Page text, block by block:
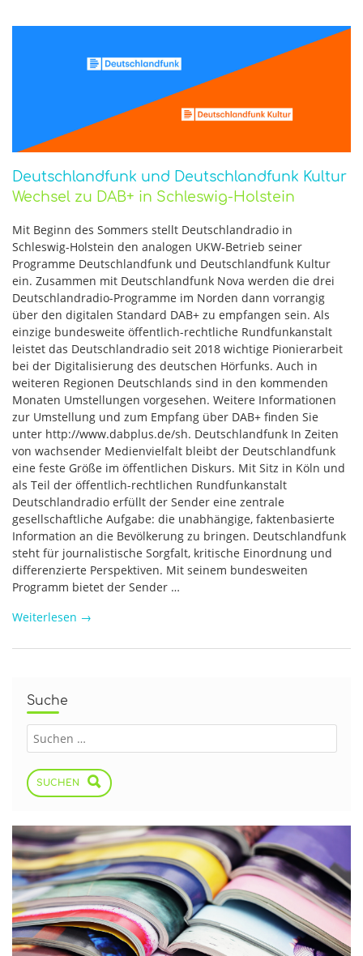
Deutschlandfunk und Deutschlandfunk Kultur
Wechsel zu DAB+ in Schleswig-Holstein
Mit Beginn des Sommers stellt Deutschlandradio in
Schleswig-Holstein den analogen UKW-Betrieb seiner
Programme Deutschlandfunk und Deutschlandfunk Kultur
ein. Zusammen mit Deutschlandfunk Nova werden die drei
Deutschlandradio-Programme im Norden dann vorrangig
über den digitalen Standard DAB+ zu empfangen sein. Als
einzige bundesweite öffentlich-rechtliche Rundfunkanstalt
leistet das Deutschlandradio seit 2018 wichtige Pionierarbeit
bei der Digitalisierung des deutschen Hörfunks. Auch in
weiteren Regionen Deutschlands sind in den kommenden
Monaten Umstellungen vorgesehen. Weitere Informationen
zur Umstellung und zum Empfang über DAB+ finden Sie
unter http://www.dabplus.de/sh. Deutschlandfunk In Zeiten
von wachsender Medienvielfalt bleibt der Deutschlandfunk
eine feste Größe im öffentlichen Diskurs. Mit Sitz in Köln und
als Teil der öffentlich-rechtlichen Rundfunkanstalt
Deutschlandradio erfüllt der Sender eine zentrale
gesellschaftliche Aufgabe: die unabhängige, faktenbasierte
Information an die Bevölkerung zu bringen. Deutschlandfunk
steht für journalistische Sorgfalt, kritische Einordnung und
differenzierte Perspektiven. Mit seinem bundesweiten
Programm bietet der Sender …
Weiterlesen →
Suche
SUCHEN